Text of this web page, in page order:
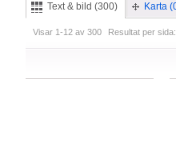
Text & bild (300) Karta
Visar 1-12 av 300 Resultat per sida: